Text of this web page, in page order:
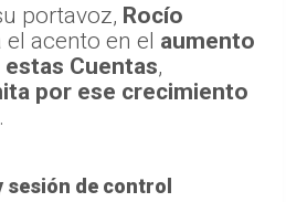
portavoz, Rocío
el acento en el aumento
estas Cuentas,
por ese crecimiento
sesión de control